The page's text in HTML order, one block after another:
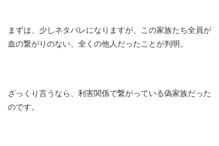
まずは、少しネタバレになりますが、この家族たち全員が
血の繋がりのない、全くの他人だったことが判明。
ざっくり言うなら、利害関係で繋がっている偽家族だった
のです。